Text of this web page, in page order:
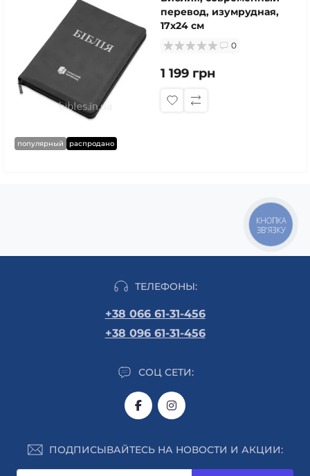
популярный распродано
перевод, изумрудная,
17x24 см
0
1 199 грн
ТЕЛЕФОНЫ:
+38 066 61-31-456
+38 096 61-31-456
СОЦ СЕТИ:
ПОДПИСЫВАЙТЕСЬ НА НОВОСТИ И АКЦИИ:
КНОПКА
ЗВ'ЯЗКУ